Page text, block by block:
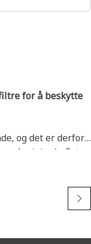
for å beskytte
og det er derfor
originale Cat-
er det beste
for utstyret.
og